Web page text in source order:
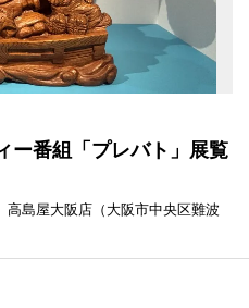
ー番組「プレバト」展覧
高島屋大阪店（大阪市中央区難波